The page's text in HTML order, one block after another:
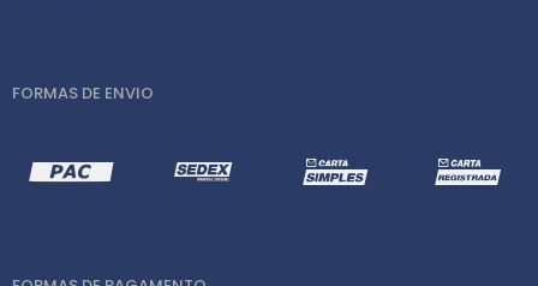
FORMAS DE ENVIO